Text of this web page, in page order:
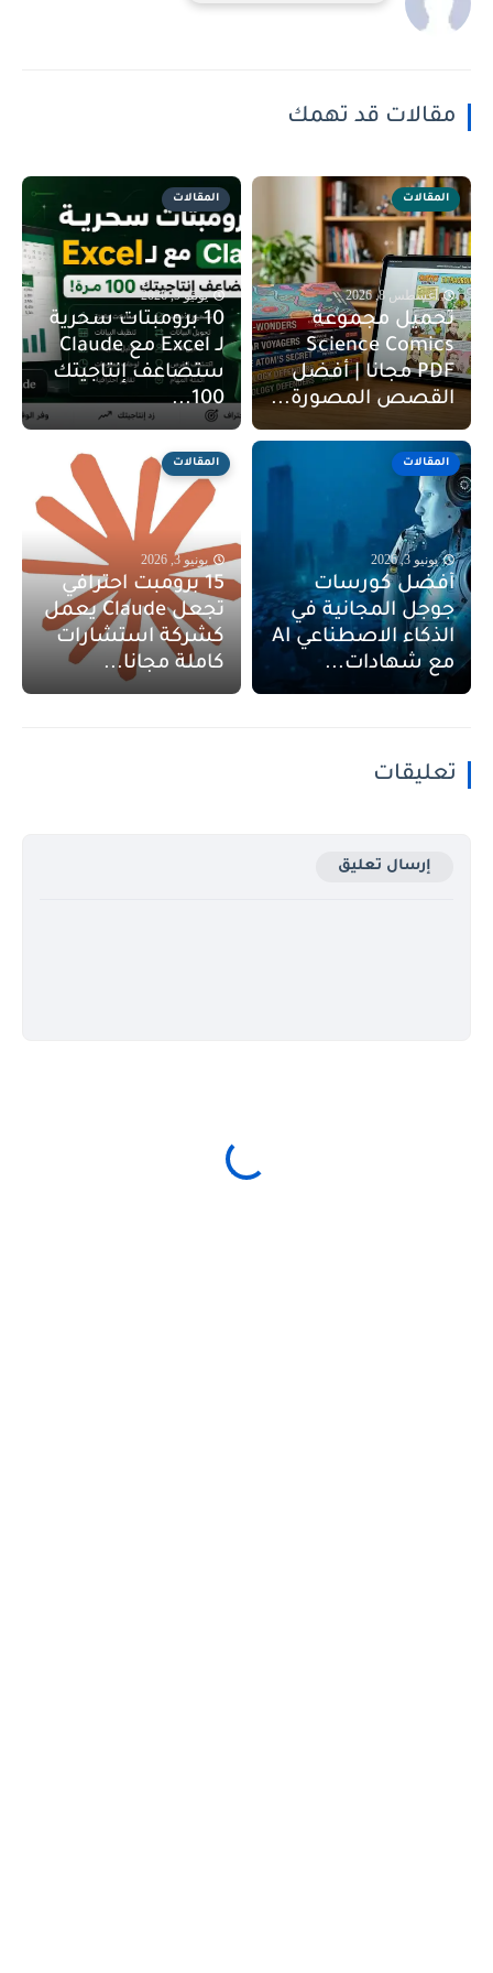
مقالات قد تهمك
المقالات
أغسطس 8, 2026
تحميل مجموعة
Science Comics
PDF مجانا | أفضل
القصص المصورة...
المقالات
يونيو 9, 2026
10 برومبتات سحرية
لـ Excel مع Claude
ستضاعف إنتاجيتك
100...
المقالات
يونيو 3, 2026
أفضل كورسات
جوجل المجانية في
الذكاء الاصطناعي AI
مع شهادات...
المقالات
يونيو 3, 2026
15 برومبت احترافي
تجعل Claude يعمل
كشركة استشارات
كاملة مجانا...
تعليقات
إرسال تعليق